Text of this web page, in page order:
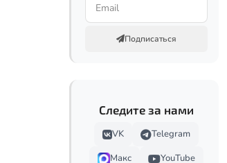
Подписаться
Следите за нами
VK
Telegram
Макс
YouTube